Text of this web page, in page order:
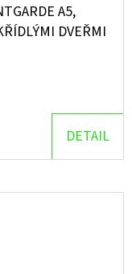
A5,
DVEŘMI
DETAIL